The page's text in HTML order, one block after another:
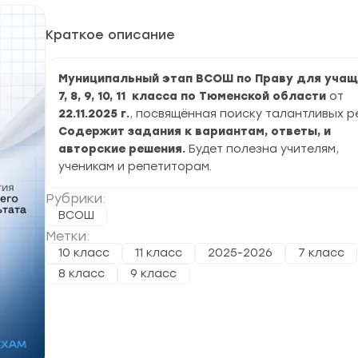
Краткое описание
Муниципальный этап ВСОШ по Праву для
7, 8, 9, 10, 11 класса по Тюменской области от
22.11.2025 г., посвящённая поиску талантливых
Содержит задания к вариантам, ответы, и
авторские решения. Будет полезна учителям,
ученикам и репетиторам.
Рубрики:
ВСОШ
Метки:
10 класс 11 класс 2025-2026
7 класс
8 класс
9 класс